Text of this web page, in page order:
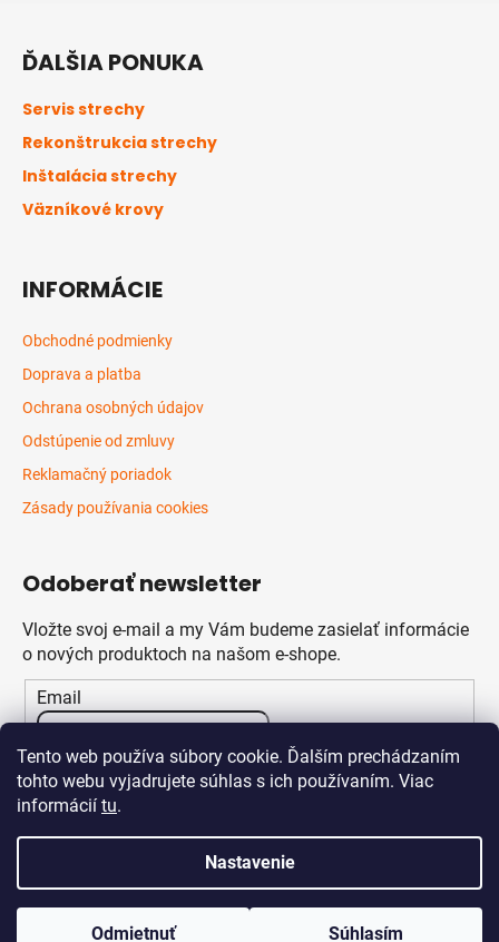
Tento web používa súbory cookie. Ďalším prechádzaním
tohto webu vyjadrujete súhlas s ich používaním. Viac
informácií tu.
Nastavenie
Odmietnuť Súhlasím
ĎALŠIA PONUKA
Servis strechy
Rekonštrukcia strechy
Inštalácia strechy
Väzníkové krovy
INFORMÁCIE
Obchodné podmienky
Doprava a platba
Ochrana osobných údajov
Odstúpenie od zmluvy
Reklamačný poriadok
Zásady používania cookies
Odoberať newsletter
Vložte svoj e-mail a my Vám budeme zasielať informácie
o nových produktoch na našom e-shope.
Email
Vložením e-mailu súhlasíte spodmienkami ochrany
osobných údajov
PRIHLÁSIŤ SA